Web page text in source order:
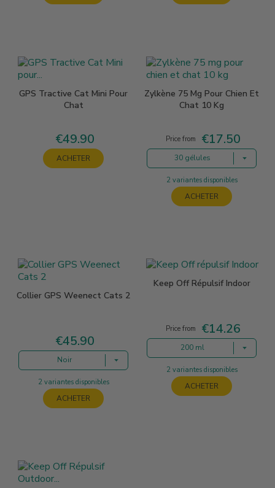
GPS Tractive Cat Mini Pour
Chat
Price
€49.90
ACHETER
Zylkène 75 Mg Pour Chien Et
Chat 10 Kg
Price from Price
€17.50
30 gélules
2 variantes disponibles
ACHETER
Collier GPS Weenect Cats 2
Price
€45.90
Noir
2 variantes disponibles
ACHETER
Keep Off Répulsif Indoor
Price from Price
€14.26
200 ml
2 variantes disponibles
ACHETER